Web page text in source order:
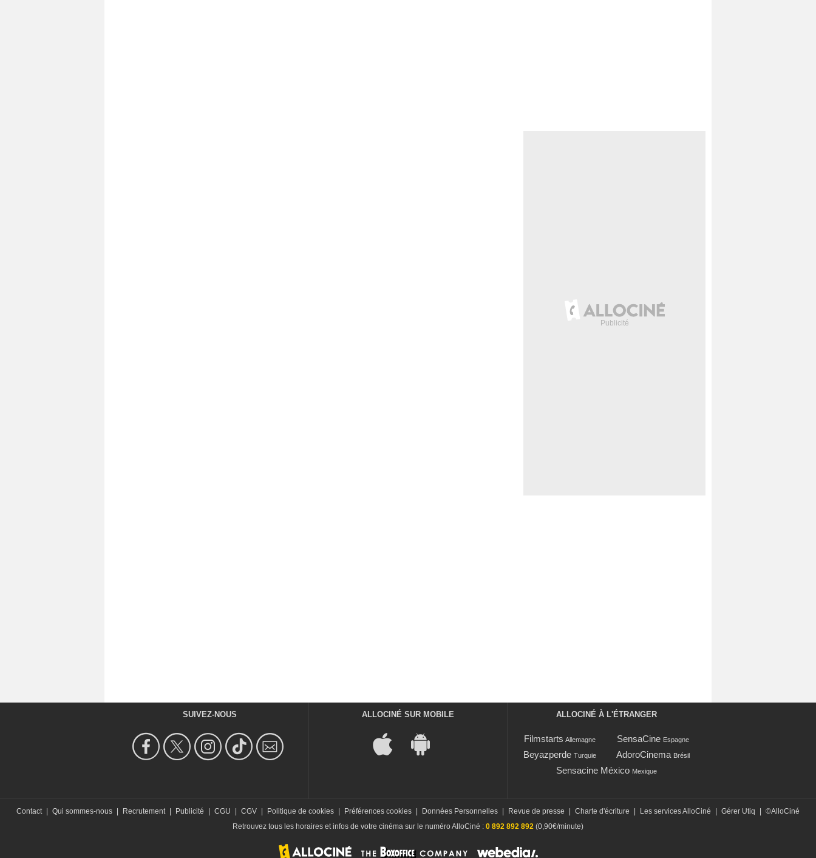
SUIVEZ-NOUS ALLOCINÉ SUR MOBILE ALLOCINÉ À L'ÉTRANGER
Filmstarts Allemagne SensaCine Espagne
Beyazperde Turquie AdoroCinema Brésil
Sensacine México Mexique
Contact Qui sommes-nous Recrutement Publicité CGU CGV Politique de cookies Préférences cookies Données Personnelles Revue de presse Charte d'écriture Les services AlloCiné Gérer Utiq
©AlloCiné
Retrouvez tous les horaires et infos de votre cinéma sur le numéro AlloCiné : 0 892 892 892 (0,90€/minute)